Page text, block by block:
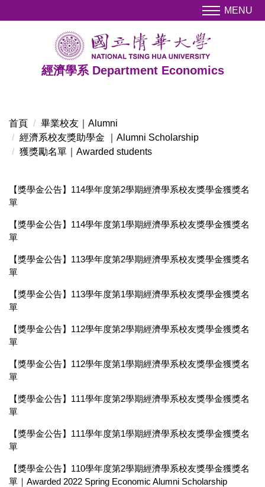
到
經濟學系 Department Economics
MENU
首頁
畢業校友｜Alumni
經濟系校友獎助學金 ｜Alumni Scholarship
獲獎勵名單｜Awarded students
【獎學金公告】114學年度第2學期經濟學系校友獎學金獲獎名
單
【獎學金公告】114學年度第1學期經濟學系校友獎學金獲獎名
單
【獎學金公告】113學年度第2學期經濟學系校友獎學金獲獎名
單
【獎學金公告】113學年度第1學期經濟學系校友獎學金獲獎名
單
【獎學金公告】112學年度第2學期經濟學系校友獎學金獲獎名
單
【獎學金公告】112學年度第1學期經濟學系校友獎學金獲獎名
單
【獎學金公告】111學年度第2學期經濟學系校友獎學金獲獎名
單
【獎學金公告】111學年度第1學期經濟學系校友獎學金獲獎名
單
【獎學金公告】110學年度第2學期經濟學系校友獎學金獲獎名
單｜Awarded 2022 Spring Economic Alumni Scholarship